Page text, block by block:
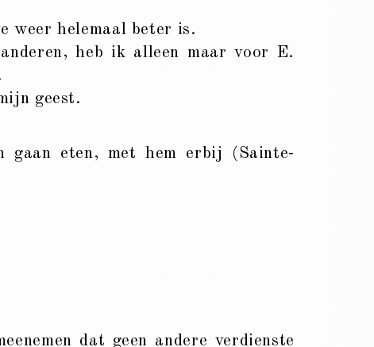
weer helemaal beter is.
heb ik alleen maar voor E.
geest.
eten, met hem erbij (Sainte-
dat geen andere verdienste